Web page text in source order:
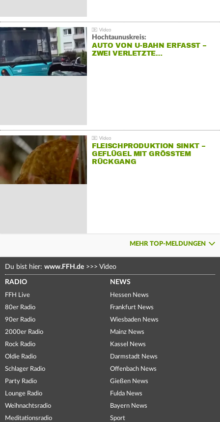
Hochtaunuskreis:
AUTO VON U-BAHN ERFASST –
ZWEI VERLETZTE…
FLEISCHPRODUKTION SINKT –
GEFLÜGEL MIT GRÖSSTEM R
ÜCKGANG
MEHR TOP-MELDUNGEN
Du bist hier: www.FFH.de >>> Video
RADIO
FFH Live
80er Radio
90er Radio
2000er Radio
Rock Radio
Oldie Radio
Schlager Radio
Party Radio
Lounge Radio
Weihnachtsradio
Meditationsradio
NEWS
Hessen News
Frankfurt News
Wiesbaden News
Mainz News
Kassel News
Darmstadt News
Offenbach News
Gießen News
Fulda News
Bayern News
Sport